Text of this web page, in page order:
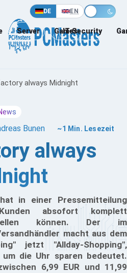
DE EN
Server Games
IT-Security
always Midnight
Bunen ~1 Min. Lesezeit
always
in einer Pressemitteilung
absofort komplett
können. Der im
macht aus dem
jetzt "Allday-Shopping",
die Uhr sparen bedeutet.
6,99 EUR und 11,99